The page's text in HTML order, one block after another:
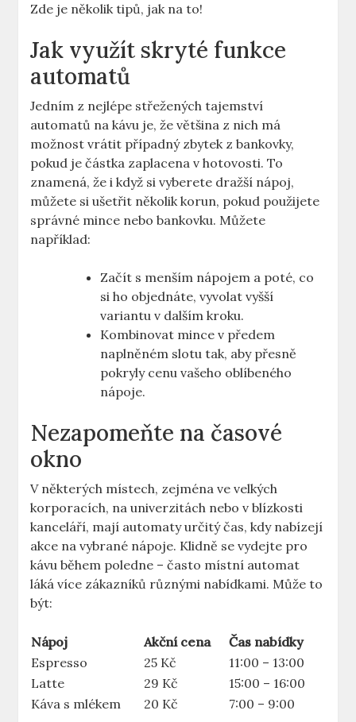
Zde je několik tipů, jak na to!
Jak využít skryté funkce
automatů
Jedním z nejlépe střežených tajemství
automatů na kávu je, že většina z nich má
možnost vrátit případný zbytek z bankovky,
pokud je částka zaplacena v hotovosti. To
znamená, že i když si vyberete dražší nápoj,
můžete si ušetřit několik korun, pokud použijete
správné mince nebo bankovku. Můžete
například:
Začít s menším nápojem a poté, co
si ho objednáte, vyvolat vyšší
variantu v dalším kroku.
Kombinovat mince v předem
naplněném slotu tak, aby přesně
pokryly cenu vašeho oblíbeného
nápoje.
Nezapomeňte na časové
okno
V některých místech, zejména ve velkých
korporacích, na univerzitách nebo v blízkosti
kanceláří, mají automaty určitý čas, kdy nabízejí
akce na vybrané nápoje. Klidně se vydejte pro
kávu během poledne – často místní automat
láká více zákazníků různými nabídkami. Může to
být:
Nápoj Akční cena
Čas nabídky
Espresso
25 Kč
11:00 – 13:00
Latte
29 Kč
15:00 – 16:00
Káva s mlékem
20 Kč 7:00 – 9:00